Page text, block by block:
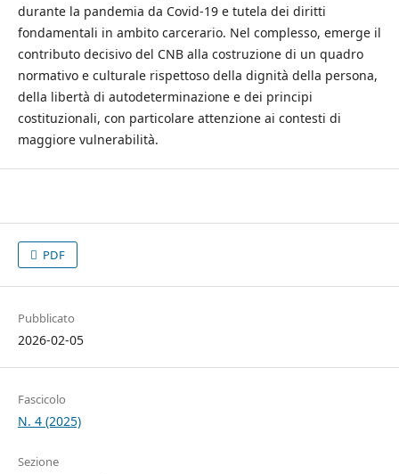
durante la pandemia da Covid-19 e tutela dei diritti
fondamentali in ambito carcerario. Nel complesso, emerge il
contributo decisivo del CNB alla costruzione di un quadro
normativo e culturale rispettoso della dignità della persona,
della libertà di autodeterminazione e dei principi
costituzionali, con particolare attenzione ai contesti di
maggiore vulnerabilità.
PDF
Pubblicato
2026-02-05
Fascicolo
N. 4 (2025)
Sezione